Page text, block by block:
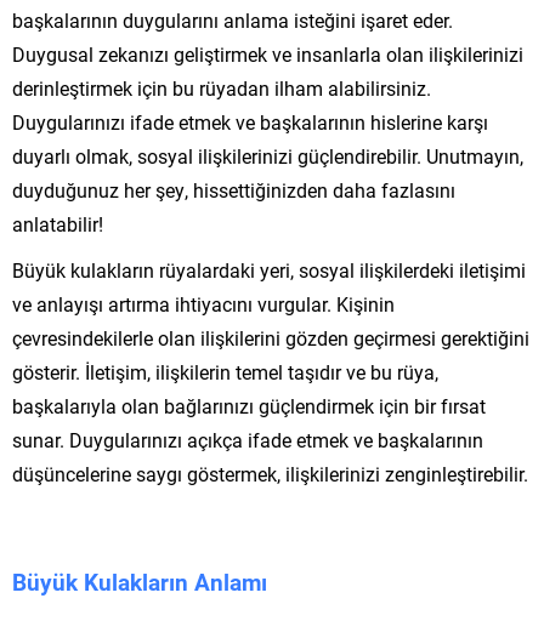
başkalarının duygularını anlama isteğini işaret eder.
Duygusal zekanızı geliştirmek ve insanlarla olan ilişkilerinizi
derinleştirmek için bu rüyadan ilham alabilirsiniz.
Duygularınızı ifade etmek ve başkalarının hislerine karşı
duyarlı olmak, sosyal ilişkilerinizi güçlendirebilir. Unutmayın,
duyduğunuz her şey, hissettiğinizden daha fazlasını
anlatabilir!
Büyük kulakların rüyalardaki yeri, sosyal ilişkilerdeki iletişimi
ve anlayışı artırma ihtiyacını vurgular. Kişinin
çevresindekilerle olan ilişkilerini gözden geçirmesi gerektiğini
gösterir. İletişim, ilişkilerin temel taşıdır ve bu rüya,
başkalarıyla olan bağlarınızı güçlendirmek için bir fırsat
sunar. Duygularınızı açıkça ifade etmek ve başkalarının
düşüncelerine saygı göstermek, ilişkilerinizi zenginleştirebilir.
Büyük Kulakların Anlamı